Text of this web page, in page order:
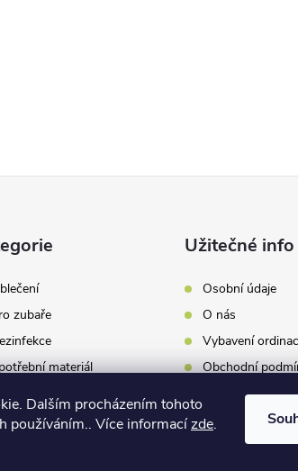
Dalším procházením tohoto
používáním.. Více informacízde.
zubaře
materiál
Užitečné info
Osobní údaje
O nás
Vybavení
Obchodní
Tabulka velikostí